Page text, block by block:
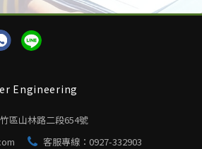
Engineering
區山林路二段654號
客服專線： 0927-332903